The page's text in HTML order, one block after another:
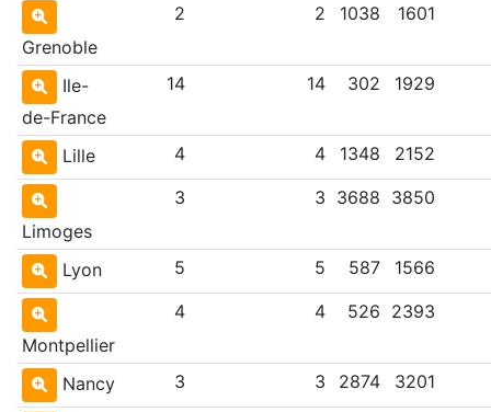
Grenoble
2 2 1038 1601
Ile-
de-France
14 14 302 1929
Lille 4 4 1348 2152
Limoges
3 3 3688 3850
Lyon 5 5 587 1566
Montpellier
4 4 526 2393
Nancy 3 3 2874 3201